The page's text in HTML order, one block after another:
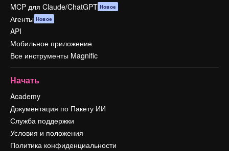
MCP для Claude/ChatGPT Новое
Агенты Новое
API
Мобильное приложение
Все инструменты Magnific
Начать
Academy
Документация по Пакету ИИ
Служба поддержки
Условия и положения
Политика конфиденциальности